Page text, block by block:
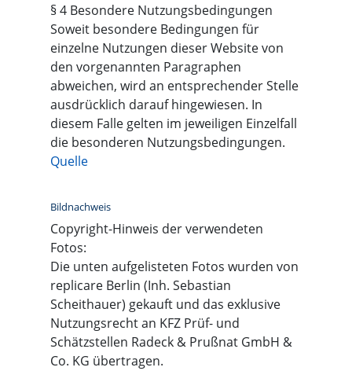
§ 4 Besondere Nutzungsbedingungen
Soweit besondere Bedingungen für
einzelne Nutzungen dieser Website von
den vorgenannten Paragraphen
abweichen, wird an entsprechender Stelle
ausdrücklich darauf hingewiesen. In
diesem Falle gelten im jeweiligen Einzelfall
die besonderen Nutzungsbedingungen.
Quelle
Bildnachweis
Copyright-Hinweis der verwendeten
Fotos:
Die unten aufgelisteten Fotos wurden von
replicare Berlin (Inh. Sebastian
Scheithauer) gekauft und das exklusive
Nutzungsrecht an KFZ Prüf- und
Schätzstellen Radeck & Prußnat GmbH &
Co. KG übertragen.